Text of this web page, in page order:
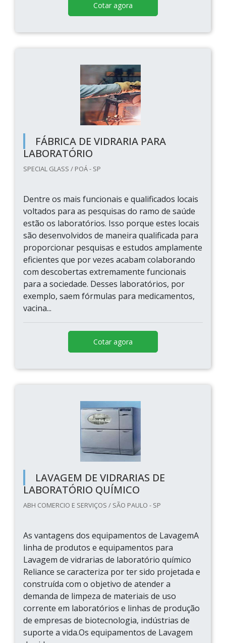
Cotar agora
FÁBRICA DE VIDRARIA PARA
LABORATÓRIO
SPECIAL GLASS / POÁ - SP
Dentre os mais funcionais e qualificados locais
voltados para as pesquisas do ramo de saúde
estão os laboratórios. Isso porque estes locais
são desenvolvidos de maneira qualificada para
proporcionar pesquisas e estudos amplamente
eficientes que por vezes acabam colaborando
com descobertas extremamente funcionais
para a sociedade. Desses laboratórios, por
exemplo, saem fórmulas para medicamentos,
vacina...
Cotar agora
LAVAGEM DE VIDRARIAS DE
LABORATÓRIO QUÍMICO
ABH COMERCIO E SERVIÇOS / SÃO PAULO - SP
As vantagens dos equipamentos de LavagemA
linha de produtos e equipamentos para
Lavagem de vidrarias de laboratório químico
Reliance se caracteriza por ter sido projetada e
construída com o objetivo de atender a
demanda de limpeza de materiais de uso
corrente em laboratórios e linhas de produção
de empresas de biotecnologia, indústrias de
suporte a vida.Os equipamentos de Lavagem